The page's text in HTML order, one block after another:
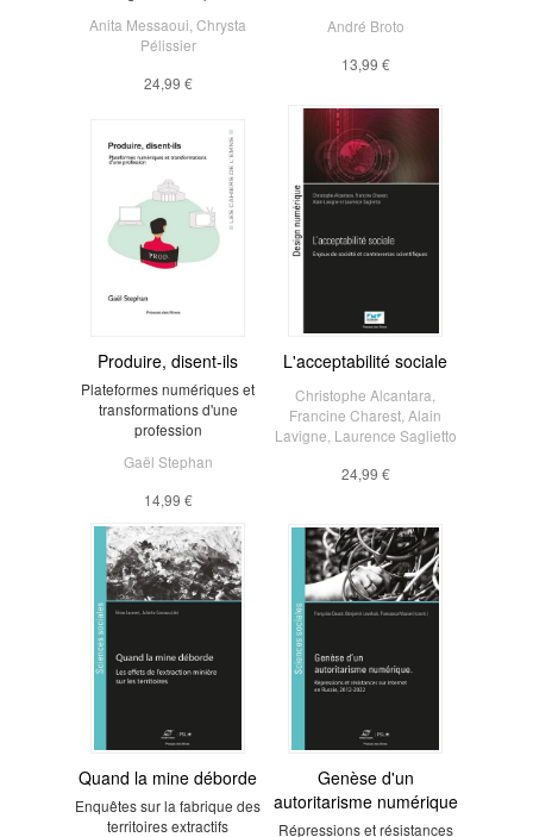
Anita Messaoui Chrysta
Pélissier
24,99 €
André Broto
13,99 €
Produire, disent-ils
Plateformes numériques et
transformations d'une
profession
Gaël Stephan
14,99 €
L'acceptabilité sociale
Christophe Alcantara
Francine Charest Alain
Lavigne Laurence Saglietto
24,99 €
Quand la mine déborde
Enquêtes sur la fabrique des
territoires extractifs
Genèse d'un
autoritarisme numérique
Répressions et résistances